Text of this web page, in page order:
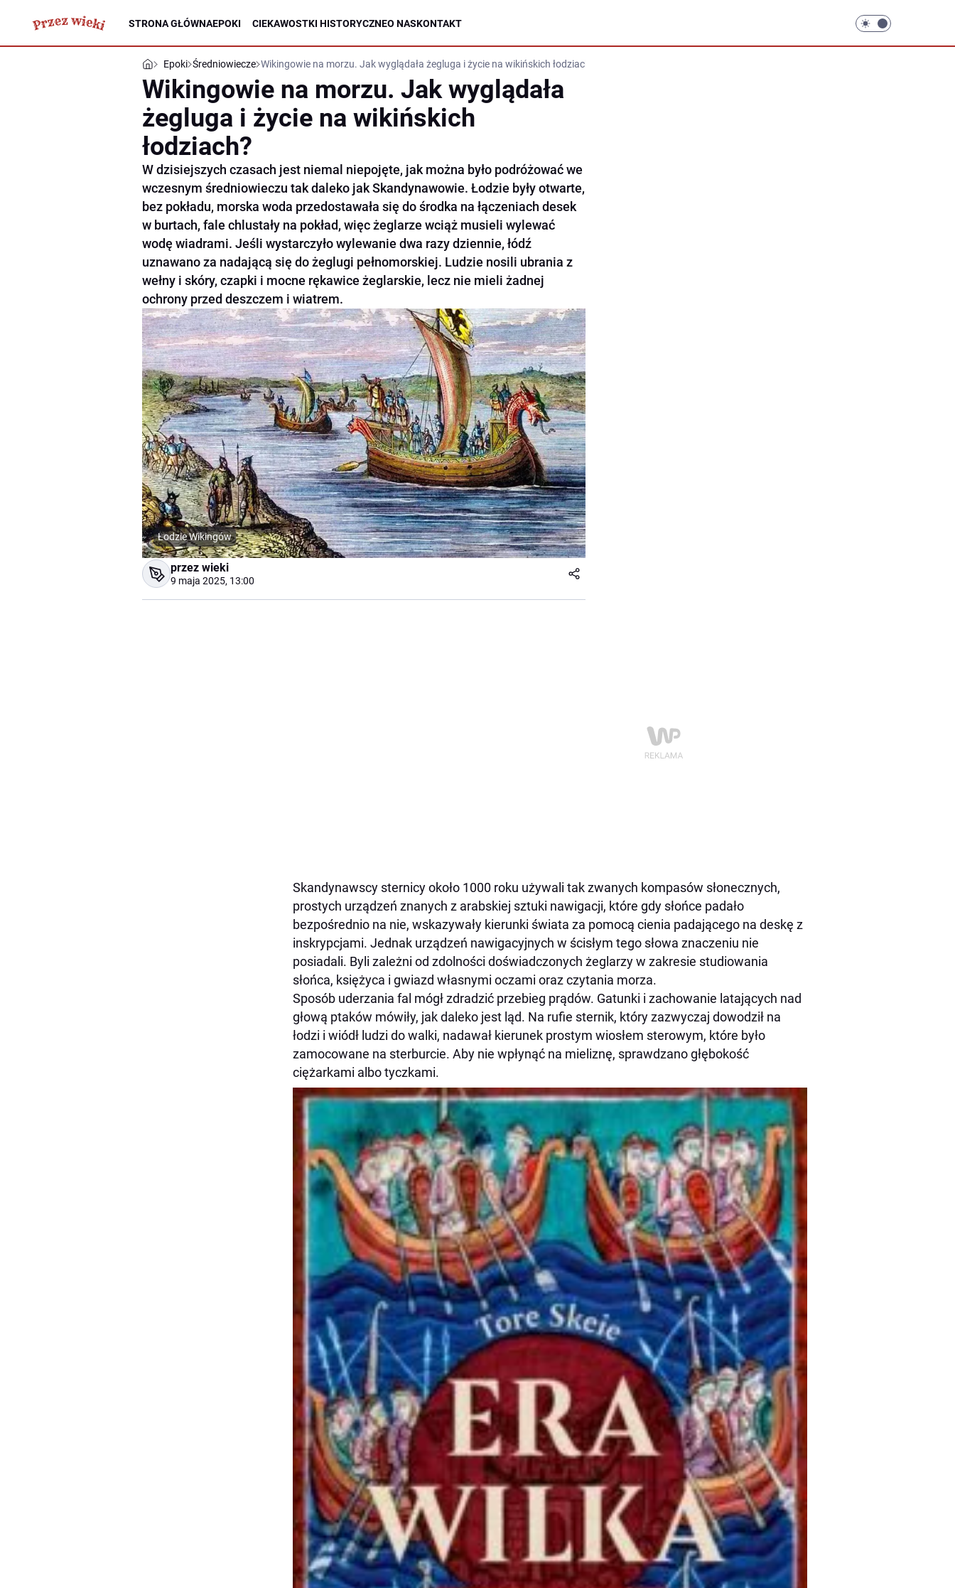
STRONA GŁÓWNAEPOKI CIEKAWOSTKI HISTORYCZNEO NASKONTAKT
Epoki Średniowiecze Wikingowie na morzu. Jak wyglądała żegluga i życie na wikińskich łodziach?
Wikingowie na morzu. Jak wyglądała
żegluga i życie na wikińskich
łodziach?
W dzisiejszych czasach jest niemal niepojęte, jak można było podróżować we
wczesnym średniowieczu tak daleko jak Skandynawowie. Łodzie były otwarte,
bez pokładu, morska woda przedostawała się do środka na łączeniach desek
w burtach, fale chlustały na pokład, więc żeglarze wciąż musieli wylewać
wodę wiadrami. Jeśli wystarczyło wylewanie dwa razy dziennie, łódź
uznawano za nadającą się do żeglugi pełnomorskiej. Ludzie nosili ubrania z
wełny i skóry, czapki i mocne rękawice żeglarskie, lecz nie mieli żadnej
ochrony przed deszczem i wiatrem.
Łodzie Wikingów
przez wieki
9 maja 2025, 13:00
Skandynawscy sternicy około 1000 roku używali tak zwanych kompasów słonecznych,
prostych urządzeń znanych z arabskiej sztuki nawigacji, które gdy słońce padało
bezpośrednio na nie, wskazywały kierunki świata za pomocą cienia padającego na deskę z
inskrypcjami. Jednak urządzeń nawigacyjnych w ścisłym tego słowa znaczeniu nie
posiadali. Byli zależni od zdolności doświadczonych żeglarzy w zakresie studiowania
słońca, księżyca i gwiazd własnymi oczami oraz czytania morza.
Sposób uderzania fal mógł zdradzić przebieg prądów. Gatunki i zachowanie latających nad
głową ptaków mówiły, jak daleko jest ląd. Na rufie sternik, który zazwyczaj dowodził na
łodzi i wiódł ludzi do walki, nadawał kierunek prostym wiosłem sterowym, które było
zamocowane na sterburcie. Aby nie wpłynąć na mieliznę, sprawdzano głębokość
ciężarkami albo tyczkami.